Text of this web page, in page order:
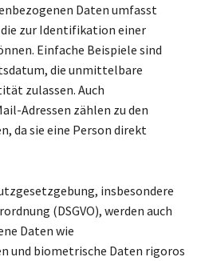
Daten umfasst
zur Identifikation einer
Einfache Beispiele sind
die unmittelbare
zulassen. Auch
Adressen zählen zu den
da sie eine Person direkt
insbesondere
(DSGVO), werden auch
Daten wie
und biometrische Daten rigoros